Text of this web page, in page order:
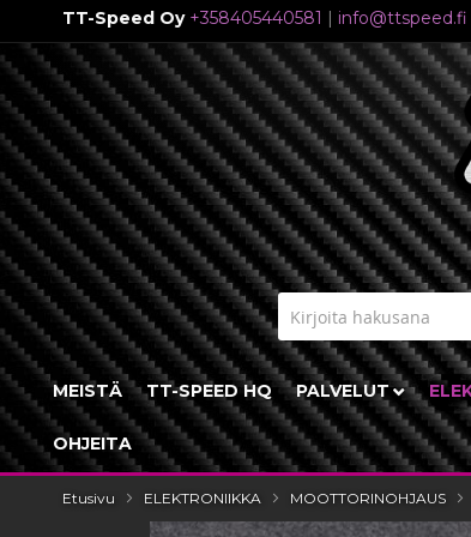
TT-Speed Oy +358405440581 | info@ttspeed.fi
Skip
to
Content
MEISTÄ TT-SPEED HQ PALVELUT
OHJEITA
Etusivu ELEKTRONIIKKA MOOTTORINOHJAUS